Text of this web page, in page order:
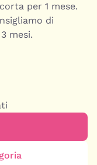
per 1 mese.
di
mesi.